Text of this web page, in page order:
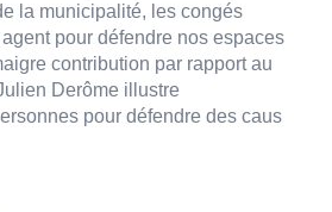
la municipalité, les congés
pour défendre nos espaces
contribution par rapport au
Derôme illustre
pour défendre des caus